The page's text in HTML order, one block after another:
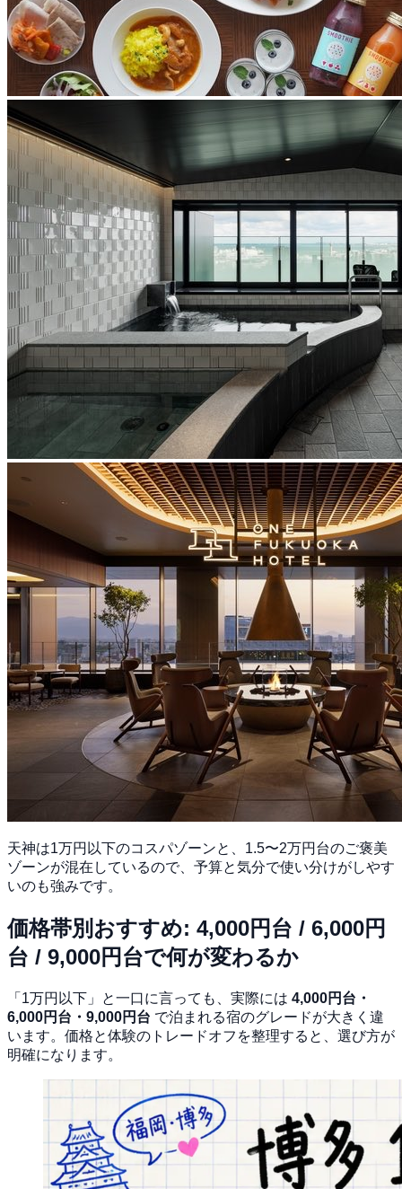
天神は1万円以下のコスパゾーンと、1.5〜2万円台のご褒美
ゾーンが混在しているので、予算と気分で使い分けがしやす
いのも強みです。
価格帯別おすすめ: 4,000円台 / 6,000円
台 / 9,000円台で何が変わるか
「1万円以下」と一口に言っても、実際には 4,000円台・
6,000円台・9,000円台 で泊まれる宿のグレードが大きく違
います。価格と体験のトレードオフを整理すると、選び方が
明確になります。